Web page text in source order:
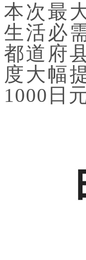
本次最
生活必
都道府
度大幅
1000日元